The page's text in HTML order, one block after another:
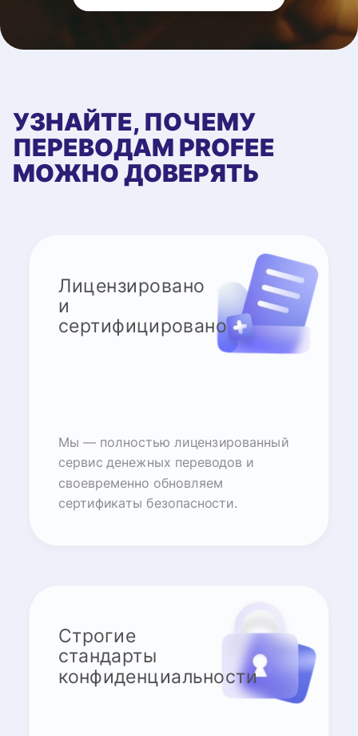
УЗНАЙТЕ, ПОЧЕМУ
ПЕРЕВОДАМ PROFEE
МОЖНО ДОВЕРЯТЬ
Лицензировано
и
сертифицировано
Мы — полностью лицензированный
сервис денежных переводов и
своевременно обновляем
сертификаты безопасности.
Строгие
стандарты
конфиденциальности